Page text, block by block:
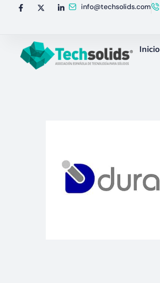
info@techsolids.com
Inicio